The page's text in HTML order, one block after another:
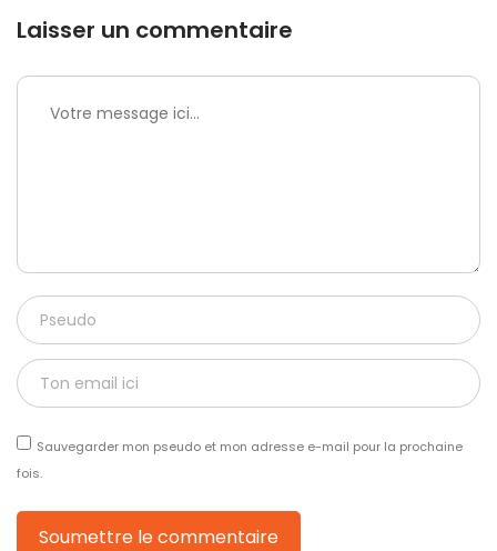
Laisser un commentaire
Sauvegarder mon pseudo et mon adresse e-mail pour la prochaine
fois.
Soumettre le commentaire